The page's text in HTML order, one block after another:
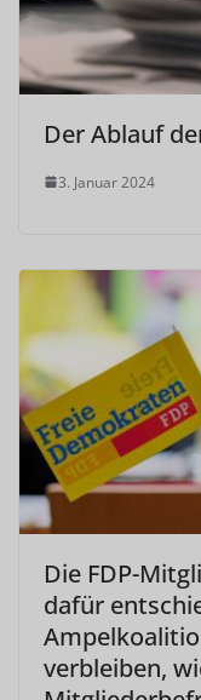
Der Ablauf
3. Januar 2024
Die FDP-
dafür
verbleiben,